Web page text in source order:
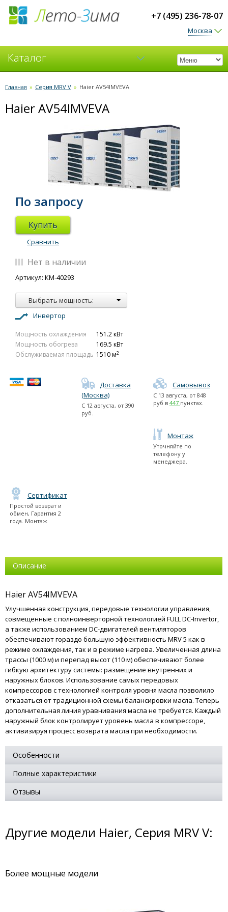
+7 (495) 236-78-07
Москва
Каталог
Кондиционеры
Вентиляция
Главная » Серия MRV V » Haier AV54IMVEVA
Haier AV54IMVEVA
По запросу
Купить
Сравнить
Нет в наличии
Артикул: КМ-40293
Выбрать мощность:
Инвертор
Мощность охлаждения
151.2 кВт
Мощность обогрева
169.5 кВт
Обслуживаемая площадь 1510 м2
Доставка
(Москва)
С 12 августа, от 390
руб.
Самовывоз
С 13 августа, от 848
руб в 447 пунктах.
Монтаж
Уточняйте по
телефону у
менеджера.
Сертификат
Простой возврат и
обмен, Гарантия 2
года. Монтаж
Описание
Haier AV54IMVEVA
Улучшенная конструкция, передовые технологии управления,
совмещенные с полноинверторной технологией FULL DC-Invertor,
а также использованием DC-двигателей вентиляторов
обеспечивают гораздо большую эффективность MRV 5 как в
режиме охлаждения, так и в режиме нагрева. Увеличенная длина
трассы (1000 м) и перепад высот (110 м) обеспечивают более
гибкую архитектуру системы: размещение внутренних и
наружных блоков. Использование самых передовых
компрессоров с технологией контроля уровня масла позволило
отказаться от традиционной схемы балансировки масла. Теперь
дополнительная линия уравнивания масла не требуется. Каждый
наружный блок контролирует уровень масла в компрессоре,
активизируя процесс возврата масла при необходимости.
Особенности
Полные характеристики
Отзывы
Другие модели Haier, Серия MRV V:
Более мощные модели